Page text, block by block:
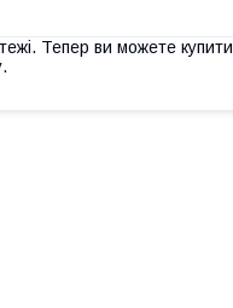
Тепер ви можете купити